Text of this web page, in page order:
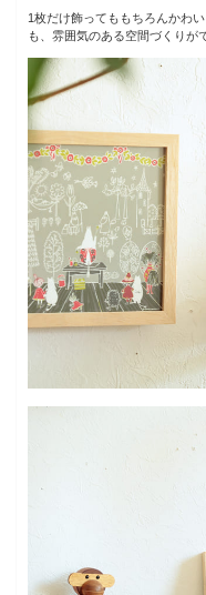
1枚だけ飾ってももちろんかわ
も、雰囲気のある空間づくりが